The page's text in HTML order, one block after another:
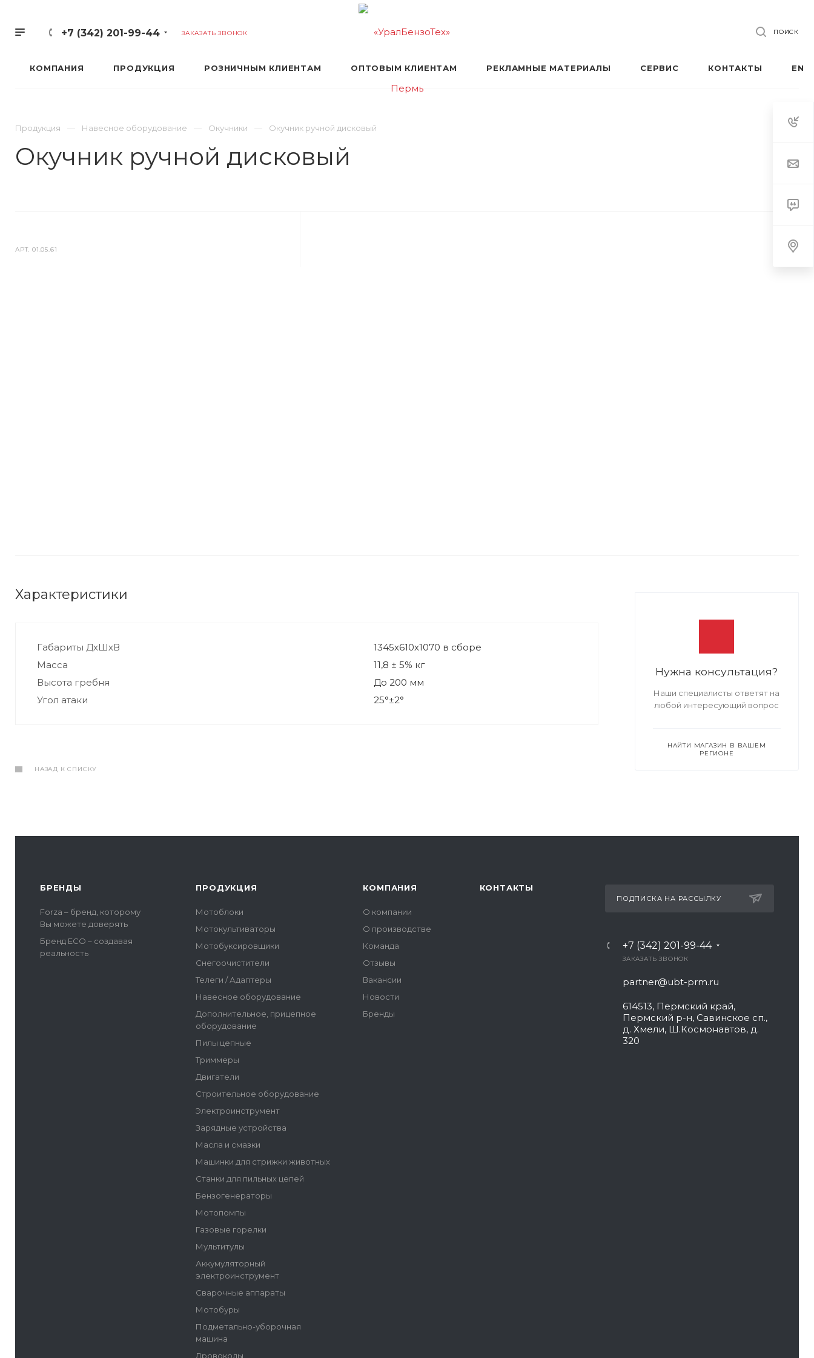
+7 (342) 201-99-44 ЗАКАЗАТЬ ЗВОНОК ПОИСК
КОМПАНИЯ ПРОДУКЦИЯ РОЗНИЧНЫМ КЛИЕНТАМ ОПТОВЫМ КЛИЕНТАМ РЕКЛАМНЫЕ МАТЕРИАЛЫ СЕРВИС КОНТАКТЫ EN
Продукция Навесное оборудование Окучники Окучник ручной дисковый
Окучник ручной дисковый
АРТ.01.05.61
Нужна консультация?
Наши специалисты ответят на
любой интересующий вопрос
НАЙТИ МАГАЗИН В ВАШЕМ
РЕГИОНЕ
Характеристики
Габариты ДхШхВ
1345х610х1070 в сборе
Масса
11,8 ± 5% кг
Высота гребня
До 200 мм
Угол атаки
25°±2°
НАЗАД К СПИСКУ
БРЕНДЫ
Forza – бренд, которому
Вы можете доверять
Бренд ECO – создавая
реальность
ПРОДУКЦИЯ
Мотоблоки
Мотокультиваторы
Мотобуксировщики
Снегоочистители
Телеги / Адаптеры
Навесное оборудование
Дополнительное, прицепное
оборудование
Пилы цепные
Триммеры
Двигатели
Строительное оборудование
Электроинструмент
Зарядные устройства
Масла и смазки
Машинки для стрижки животных
Станки для пильных цепей
Бензогенераторы
Мотопомпы
Газовые горелки
Мультитулы
Аккумуляторный
электроинструмент
Сварочные аппараты
Мотобуры
Подметально-уборочная
машина
Дровоколы
КОМПАНИЯ
О компании
О производстве
Команда
Отзывы
Вакансии
Новости
Бренды
КОНТАКТЫ
ПОДПИСКА НА РАССЫЛКУ
+7 (342) 201-99-44
ЗАКАЗАТЬ ЗВОНОК
partner@ubt-prm.ru
614513, Пермский край,
Пермский р-н, Савинское сп.,
д. Хмели, Ш.Космонавтов, д.
320